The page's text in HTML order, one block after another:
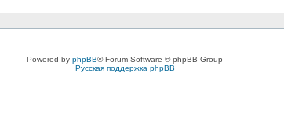
Powered by phpBB® Forum Software © phpBB Group
Русская поддержка phpBB